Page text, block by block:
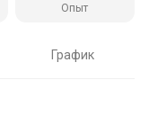
Опыт
График